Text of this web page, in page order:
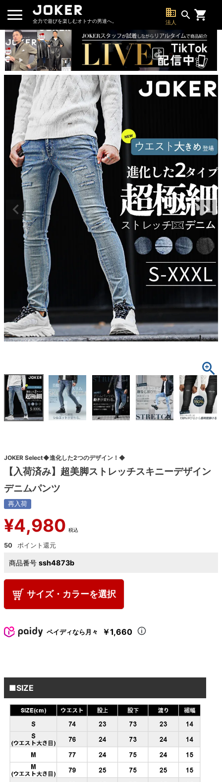
全力で遊びを楽しむオトナの男達へ。
business
法人
search
JOKER Select◆進化した2つのデザイン！◆
【入荷済み】超美脚ストレッチスキニーデザイン
デニムパンツ
再入荷
¥4,980 税込
50
商品番号 ssh4873b
サイズ・カラーを選択
ペイディなら月々 ￥1,660
■SIZE